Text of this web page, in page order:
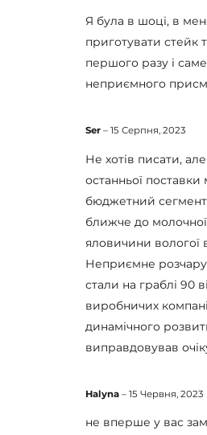
Я була в шоці, в
приготувати стейк
першого разу і
неприємного
Ser – 15 Серпня, 2023
Не хотів писати,
останньої
бюджетний
ближче до
яловичини вологої
Неприємне
стали на граблі 90
виробничих
динамічного
виправдовував
Halyna – 15 Червня, 2023
не вперше у вас